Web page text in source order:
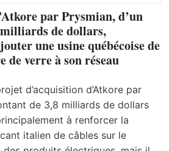
par Prysmian, d’un
de dollars,
une usine québécoise de
de verre à son réseau
d’acquisition d’Atkore par
de 3,8 milliards de dollars
à renforcer la
italien de câbles sur le